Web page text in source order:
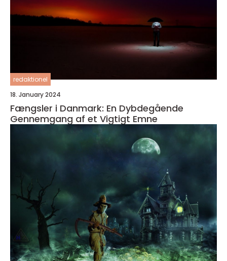
redaktionel
18. January 2024
Fængsler i Danmark: En Dybdegående
Gennemgang af et Vigtigt Emne